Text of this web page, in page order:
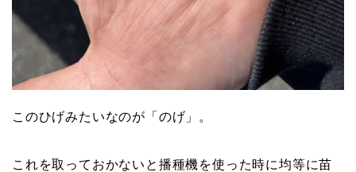
このひげみたいなのが「のげ」。
これを取っておかないと播種機を使った時に均等に苗